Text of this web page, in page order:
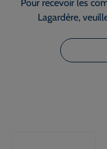
Pour recevoir les
Lagardère,